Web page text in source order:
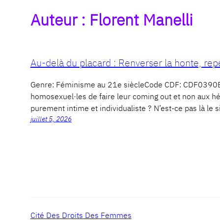
Auteur : Florent Manelli
Au-delà du placard : Renverser la honte,
Genre: Féminisme au 21e siècleCode CDF:
homosexuel·les de faire leur coming out et non aux
purement intime et individualiste ? N’est-ce pas là
juillet 5, 2026
Cité Des Droits Des Femmes